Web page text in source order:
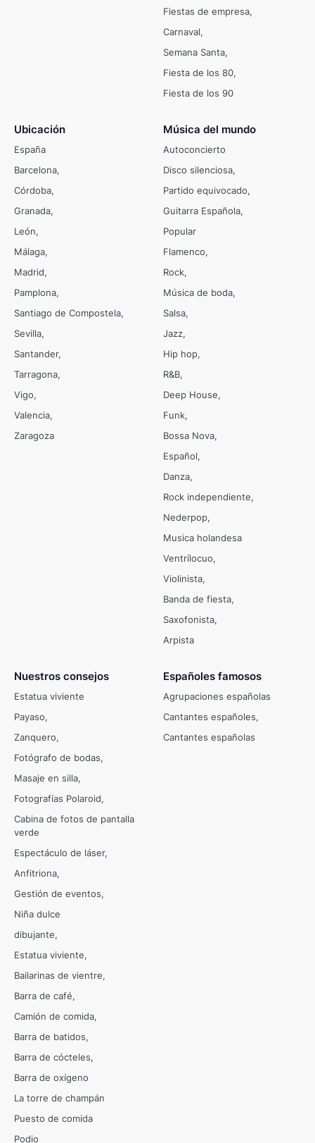
Fiestas de empresa
Carnaval
Semana Santa
Fiesta de los 80
Fiesta de los 90
Ubicación
España
Barcelona
Córdoba
Granada
León
Málaga
Madrid
Pamplona
Santiago de Compostela
Sevilla
Santander
Tarragona
Vigo
Valencia
Zaragoza
Música del mundo
Autoconcierto
Disco silenciosa
Partido equivocado
Guitarra Española
Popular
Flamenco
Rock
Música de boda
Salsa
Jazz
Hip hop
R&B
Deep House
Funk
Bossa Nova
Español
Danza
Rock independiente
Nederpop
Musica holandesa
Ventrílocuo
Violinista
Banda de fiesta
Saxofonista
Arpista
Nuestros consejos
Estatua viviente
Payaso
Zanquero
Fotógrafo de bodas
Masaje en silla
Fotografías Polaroid
Cabina de fotos de pantalla
verde
Espectáculo de láser
Anfitriona
Gestión de eventos
Niña dulce
dibujante
Estatua viviente
Bailarinas de vientre
Barra de café
Camión de comida
Barra de batidos
Barra de cócteles
Barra de oxígeno
La torre de champán
Puesto de comida
Podio
Españoles famosos
Agrupaciones españolas
Cantantes españoles
Cantantes españolas